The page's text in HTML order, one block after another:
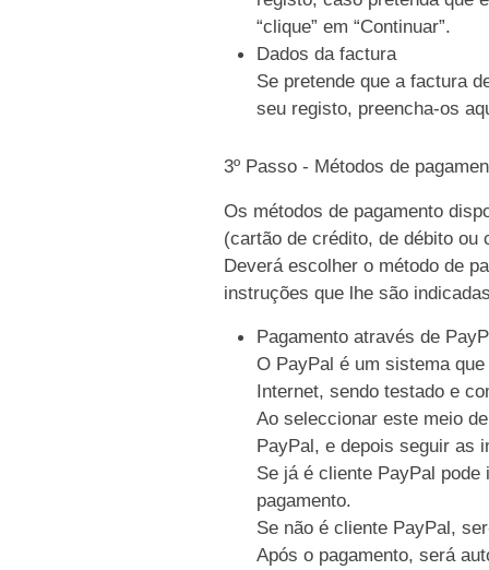
“clique” em “Continuar”.
Dados da factura
Se pretende que a factura
seu registo, preencha-os
3º Passo - Métodos de
Os métodos de pagamento
(cartão de crédito, de débito ou
Deverá escolher o método de
instruções que lhe são
Pagamento através de
O PayPal é um sistema
Internet, sendo testado e
Ao seleccionar este meio
PayPal, e depois seguir as
Se já é cliente PayPal
pagamento.
Se não é cliente PayPal,
Após o pagamento, será